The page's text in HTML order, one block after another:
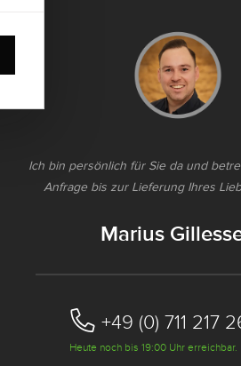
Ich bin persönlich für Sie da und
Anfrage bis zur Lieferung Ihres
Marius
+49 (0) 711 217
Heute noch bis 19:00 Uhr erreichbar.